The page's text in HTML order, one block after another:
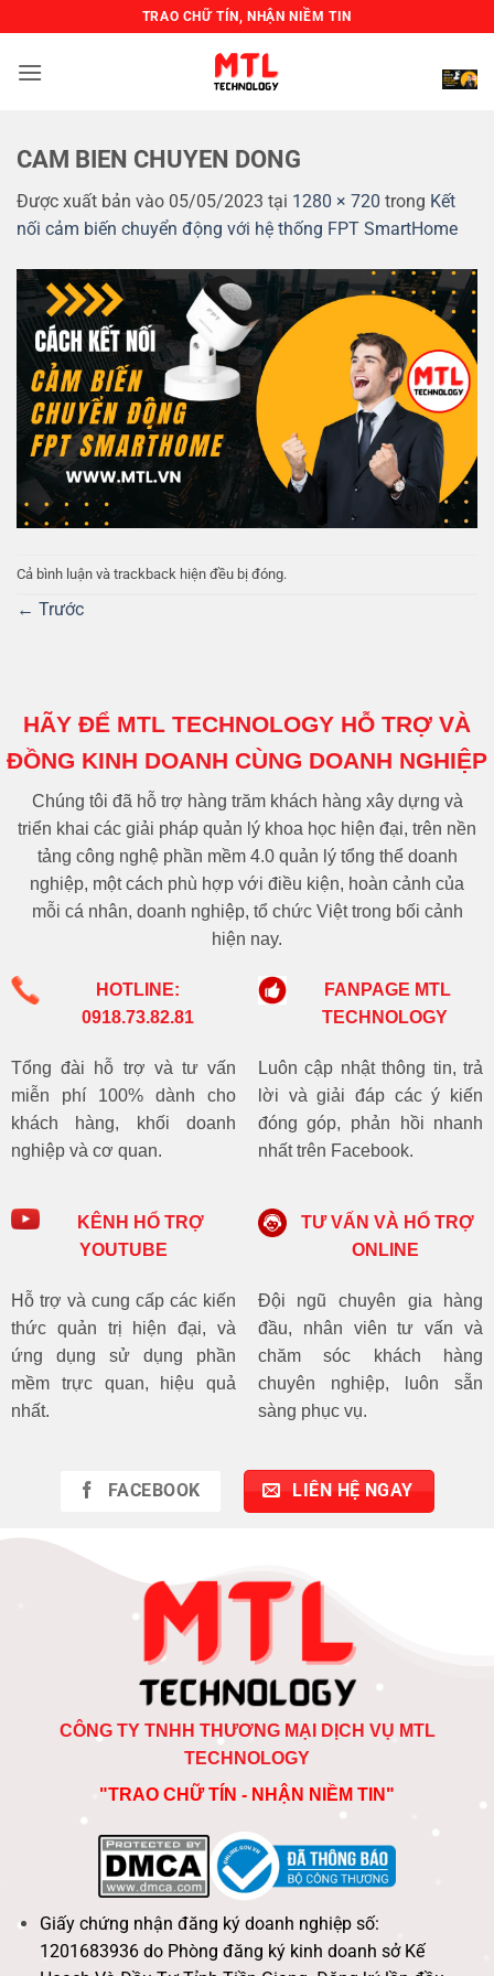
qua
nội
TRAO CHỮ TÍN, NHẬN NIỀM TIN
CAM BIEN CHUYEN DONG
Được xuất bản vào 05/05/2023 tại 1280 × 720 trong Kết
nối cảm biến chuyển động với hệ thống FPT SmartHome
Cả bình luận và trackback hiện đều bị đóng.
← Trước
HÃY ĐỂ MTL TECHNOLOGY HỖ TRỢ VÀ
ĐỒNG KINH DOANH CÙNG DOANH NGHIỆP
Chúng tôi đã hỗ trợ hàng trăm khách hàng xây dựng và
triển khai các giải pháp quản lý khoa học hiện đại, trên nền
tảng công nghệ phần mềm 4.0 quản lý tổng thể doanh
nghiệp, một cách phù hợp với điều kiện, hoàn cảnh của
mỗi cá nhân, doanh nghiệp, tổ chức Việt trong bối cảnh
hiện nay.
HOTLINE:
0918.73.82.81
Tổng đài hỗ trợ và tư vấn
miễn phí 100% dành cho
khách hàng, khối doanh
nghiệp và cơ quan.
FANPAGE MTL
TECHNOLOGY
Luôn cập nhật thông tin, trả
lời và giải đáp các ý kiến
đóng góp, phản hồi nhanh
nhất trên Facebook.
KÊNH HỔ TRỢ
YOUTUBE
Hỗ trợ và cung cấp các kiến
thức quản trị hiện đại, và
ứng dụng sử dụng phần
mềm trực quan, hiệu quả
nhất.
TƯ VẤN VÀ HỔ TRỢ
ONLINE
Đội ngũ chuyên gia hàng
đầu, nhân viên tư vấn và
chăm sóc khách hàng
chuyên nghiệp, luôn sẵn
sàng phục vụ.
FACEBOOK LIÊN HỆ NGAY
CÔNG TY TNHH THƯƠNG MẠI DỊCH VỤ MTL
TECHNOLOGY
"TRAO CHỮ TÍN - NHẬN NIỀM TIN"
Giấy chứng nhận đăng ký doanh nghiệp số:
1201683936 do Phòng đăng ký kinh doanh sở Kế